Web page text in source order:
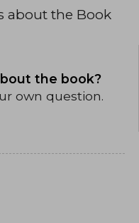
about the Book
the book?
own question.